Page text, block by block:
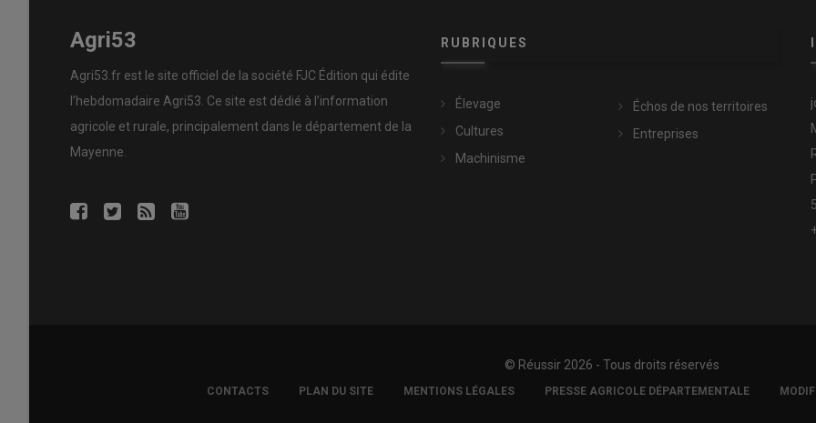
Agri53
Agri53.fr est le site officiel de la société FJC Édition qui édite
l’hebdomadaire Agri53. Ce site est dédié à l’information
agricole et rurale, principalement dans le département de la
Mayenne.
RUBRIQUES
Élevage
Cultures
Machinisme
Échos de nos territoires
Entreprises
© Réussir 2026 - Tous droits réservés
CONTACTS PLAN DU SITE MENTIONS LÉGALES PRESSE AGRICOLE DÉPARTEMENTALE